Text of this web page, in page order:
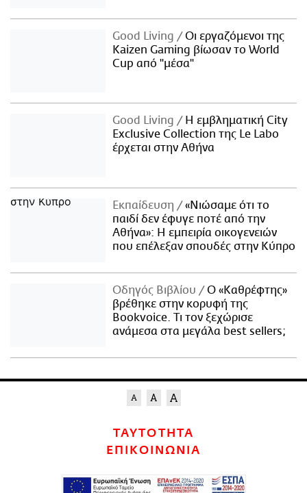
Good Living
Οι εργαζόμενοι της
Kaizen Gaming βίωσαν το World
Cup από "μέσα"
Good Living
Η εμβληματική City
Exclusive Collection της Le Labo
έρχεται στην Αθήνα
Εκπαίδευση
«Νιώσαμε ότι το
παιδί δεν έφυγε ποτέ από την
Αθήνα»: Η εμπειρία οικογενειών
που επέλεξαν σπουδές στην Κύπρο
Οδηγός Βιβλίου
Ο «Καθρέφτης»
βρέθηκε στην κορυφή της
Bookvoice. Τι τον ξεχώρισε
ανάμεσα στα μεγάλα best sellers;
ΤΑΥΤΟΤΗΤΑ
ΕΠΙΚΟΙΝΩΝΙΑ